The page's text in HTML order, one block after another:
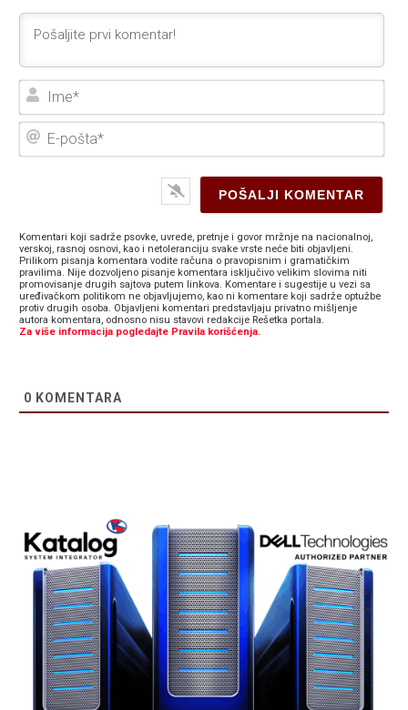
E-
Komentari koji sadrže psovke, uvrede, pretnje i govor mržnje na nacionalnoj,
verskoj, rasnoj osnovi, kao i netoleranciju svake vrste neće biti objavljeni.
Prilikom pisanja komentara vodite računa o pravopisnim i gramatičkim
pravilima. Nije dozvoljeno pisanje komentara isključivo velikim slovima niti
promovisanje drugih sajtova putem linkova. Komentare i sugestije u vezi sa
uređivačkom politikom ne objavljujemo, kao ni komentare koji sadrže optužbe
protiv drugih osoba. Objavljeni komentari predstavljaju privatno mišljenje
autora komentara, odnosno nisu stavovi redakcije Rešetka portala.
Za više informacija pogledajte Pravila korišćenja.
0 KOMENTARA